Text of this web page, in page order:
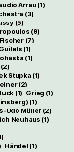
Arrau (1)
(3)
(5)
(9)
(7)
(1)
(1)
Stupka (1)
(2)
(1) Grieg (1)
(1)
Udo Müller (2)
Neuhaus (1)
Händel (1)